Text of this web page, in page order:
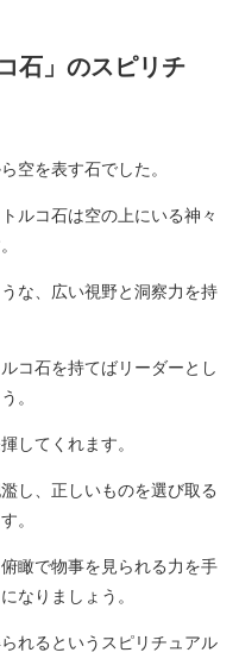
石」のスピリチ
空を表す石でした。
ルコ石は空の上にいる神々
な、広い視野と洞察力を持
コ石を持てばリーダーとし
。
してくれます。
し、正しいものを選び取る
。
瞰で物事を見られる力を手
なりましょう。
れるというスピリチュアル